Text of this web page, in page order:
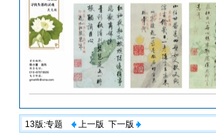
13版:专题 上一版 下一版